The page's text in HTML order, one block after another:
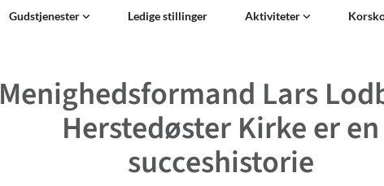
Gudstjenester Ledige stillinger Aktiviteter
Menighedsformand Lars
Herstedøster Kirke er en
succeshistorie